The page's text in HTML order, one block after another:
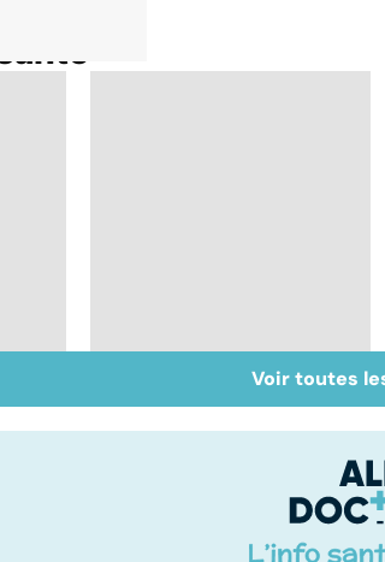
Pesticides : retour au
bio ?
Voir toutes